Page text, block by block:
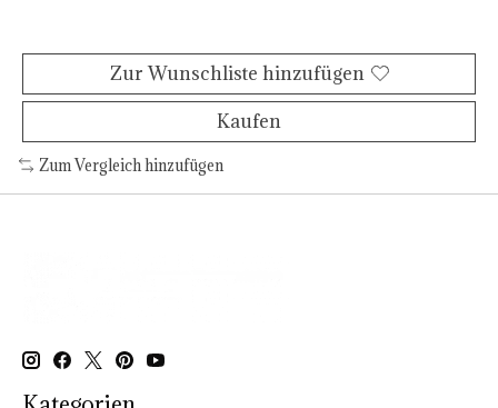
Zur Wunschliste hinzufügen
Kaufen
Zum Vergleich hinzufügen